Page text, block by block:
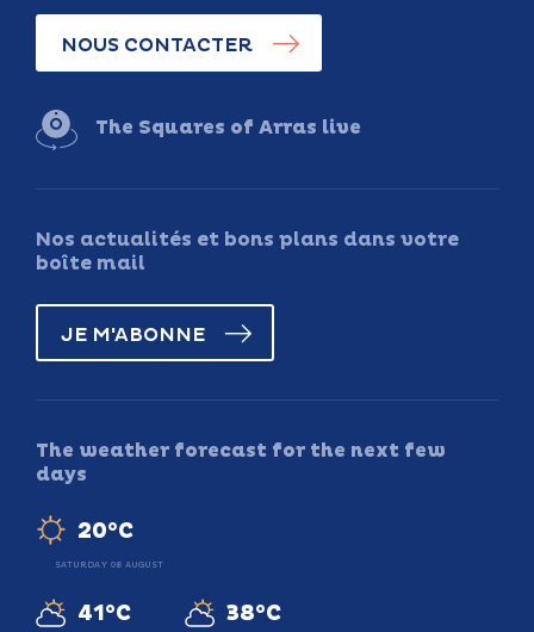
NOUS CONTACTER
The Squares of Arras live
Nos actualités et bons plans dans votre
boîte mail
JE M'ABONNE
The weather forecast for the next few
days
20°C
SATURDAY 08 AUGUST
41°C 38°C